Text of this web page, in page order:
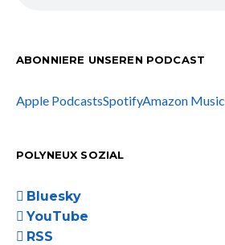
ABONNIERE UNSEREN PODCAST
Apple PodcastsSpotifyAmazon Music
POLYNEUX SOZIAL
Bluesky
YouTube
RSS